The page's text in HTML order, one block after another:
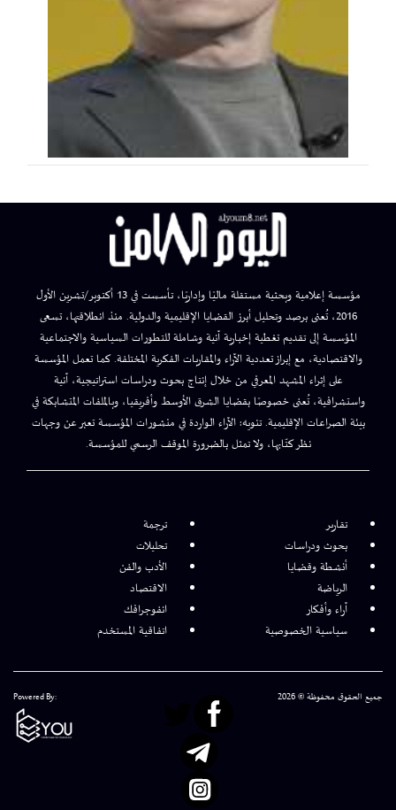
مؤسسة إعلامية وبحثية مستقلة ماليًا وإداريًا، تأسست في 13 أكتوبر/تشرين الأول
2016، تُعنى برصد وتحليل أبرز القضايا الإقليمية والدولية. منذ انطلاقتها، تسعى
المؤسسة إلى تقديم تغطية إخبارية آنية وشاملة للتطورات السياسية والاجتماعية
والاقتصادية، مع إبراز تعددية الآراء والمقاربات الفكرية المختلفة. كما تعمل المؤسسة
على إثراء المشهد المعرفي من خلال إنتاج بحوث ودراسات استراتيجية، آنية
واستشرافية، تُعنى خصوصًا بقضايا الشرق الأوسط وأفريقيا، وبالملفات المتشابكة في
بيئة الصراعات الإقليمية. تنويه: الآراء الواردة في منشورات المؤسسة تعبر عن وجهات
نظر كتّابها، ولا تمثل بالضرورة الموقف الرسمي للمؤسسة.
تقارير
ترجمة
بحوث ودراسات
تحليلات
أنشطة وقضايا
الأدب والفن
الرياضة
الاقتصاد
آراء وأفكار
انفوجرافك
سياسية الخصوصية
اتفاقية المستخدم
جميع الحقوق محفوظة © 2026 Powered By: